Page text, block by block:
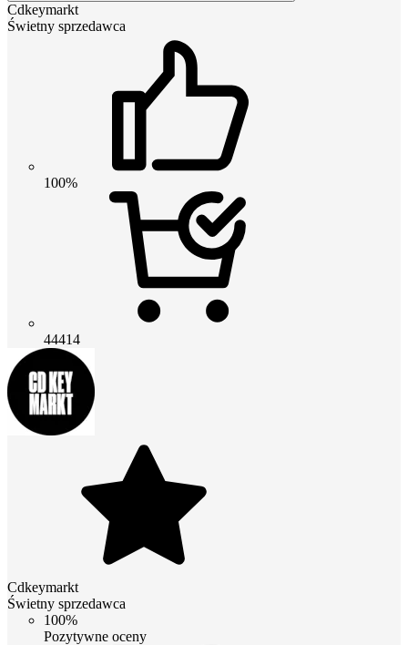
Cdkeymarkt
Świetny sprzedawca
100%
44414
Cdkeymarkt
Świetny sprzedawca
100%
Pozytywne oceny